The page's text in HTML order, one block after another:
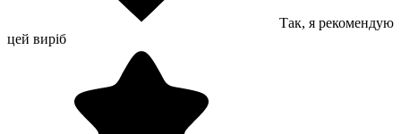
Так, я рекомендую
цей виріб